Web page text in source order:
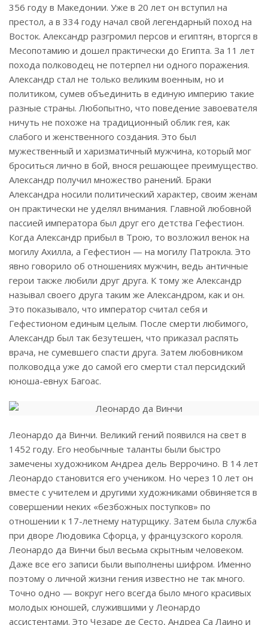
356 году в Македонии. Уже в 20 лет он вступил на
престол, а в 334 году начал свой легендарный поход на
Восток. Александр разгромил персов и египтян, вторгся в
Месопотамию и дошел практически до Египта. За 11 лет
похода полководец не потерпел ни одного поражения.
Александр стал не только великим военным, но и
политиком, сумев объединить в единую империю такие
разные страны. Любопытно, что поведение завоевателя
ничуть не похоже на традиционный облик гея, как
слабого и женственного создания. Это был
мужественный и харизматичный мужчина, который мог
броситься лично в бой, внося решающее преимущество.
Александр получил множество ранений. Браки
Александра носили политический характер, своим женам
он практически не уделял внимания. Главной любовной
пассией императора был друг его детства Гефестион.
Когда Александр прибыл в Трою, то возложил венок на
могилу Ахилла, а Гефестион — на могилу Патрокла. Это
явно говорило об отношениях мужчин, ведь античные
герои также любили друг друга. К тому же Александр
называл своего друга таким же Александром, как и он.
Это показывало, что император считал себя и
Гефестионом единым целым. После смерти любимого,
Александр был так безутешен, что приказал распять
врача, не сумевшего спасти друга. Затем любовником
полководца уже до самой его смерти стал персидский
юноша-евнух Багоас.
Леонардо да Винчи. Великий гений появился на свет в
1452 году. Его необычные таланты были быстро
замечены художником Андреа дель Веррочино. В 14 лет
Леонардо становится его учеником. Но через 10 лет он
вместе с учителем и другими художниками обвиняется в
совершении неких «безбожных поступков» по
отношении к 17-летнему натурщику. Затем была служба
при дворе Людовика Сфорца, у французского короля.
Леонардо да Винчи был весьма скрытным человеком.
Даже все его записи были выполнены шифром. Именно
поэтому о личной жизни гения известно не так много.
Точно одно — вокруг него всегда было много красивых
молодых юношей, служившими у Леонардо
ассистентами. Это Чезаре де Сесто, Андреа Са Лаино и